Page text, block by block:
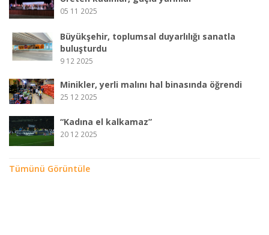
05 11 2025
Büyükşehir, toplumsal duyarlılığı sanatla
buluşturdu
9 12 2025
Minikler, yerli malını hal binasında öğrendi
25 12 2025
“Kadına el kalkamaz”
20 12 2025
Tümünü Görüntüle